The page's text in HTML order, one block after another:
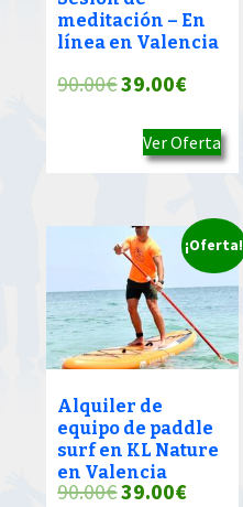
meditación – En
línea en Valencia
90.00€El
original
era:
39.00€El
actual
es:
39.00€.
Ver Oferta
¡Oferta!
Alquiler de
equipo de paddle
surf en KL Nature
en Valencia
90.00€El
39.00€El